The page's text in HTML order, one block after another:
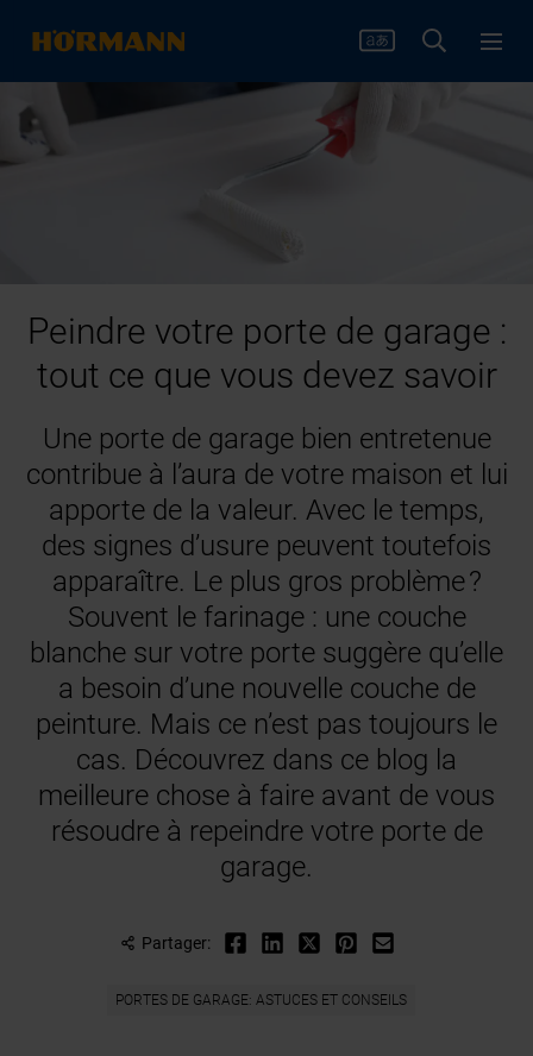
Peindre votre porte de garage :
tout ce que vous devez savoir
Une porte de garage bien entretenue
contribue à l’aura de votre maison et lui
apporte de la valeur. Avec le temps,
des signes d’usure peuvent toutefois
apparaître. Le plus gros problème ?
Souvent le farinage : une couche
blanche sur votre porte suggère qu’elle
a besoin d’une nouvelle couche de
peinture. Mais ce n’est pas toujours le
cas. Découvrez dans ce blog la
meilleure chose à faire avant de vous
résoudre à repeindre votre porte de
garage.
Partager:
PORTES DE GARAGE: ASTUCES ET CONSEILS